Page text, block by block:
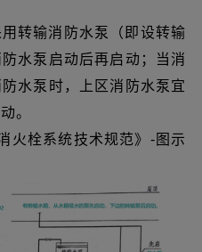
转输消防水泵（即设转输
水泵启动后再启动；当消
水泵时，上区消防水泵宜
。
火栓系统技术规范》-图示